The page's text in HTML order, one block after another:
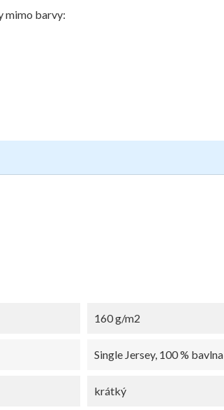
mimo barvy:
160 g/m2
Single Jersey, 100 % bavlna
krátký